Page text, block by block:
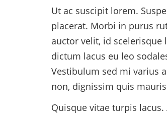
Ut ac suscipit lorem.
placerat. Morbi in purus
auctor velit, id scelerisque
dictum lacus eu leo
Vestibulum sed mi varius
non, dignissim quis
Quisque vitae turpis